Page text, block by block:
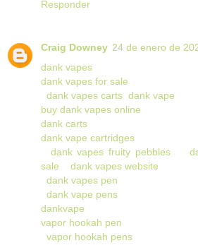
Responder
Craig Downey 24 de enero de
dank vapes
dank vapes for sale
dank vapes carts dank vape
buy dank vapes online
dank carts
dank vape cartridges
dank vapes fruity pebbles
sale
dank vapes website
dank vapes pen
dank vape pens
dankvape
vapor hookah pen
vapor hookah pens